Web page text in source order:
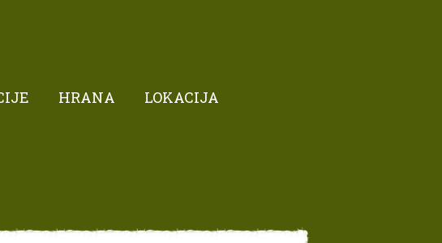
HRANA LOKACIJA